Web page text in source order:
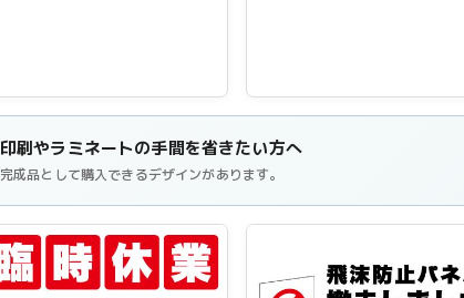
印刷やラミネートの手間を省きたい方へ
完成品として購入できるデザインがあります。